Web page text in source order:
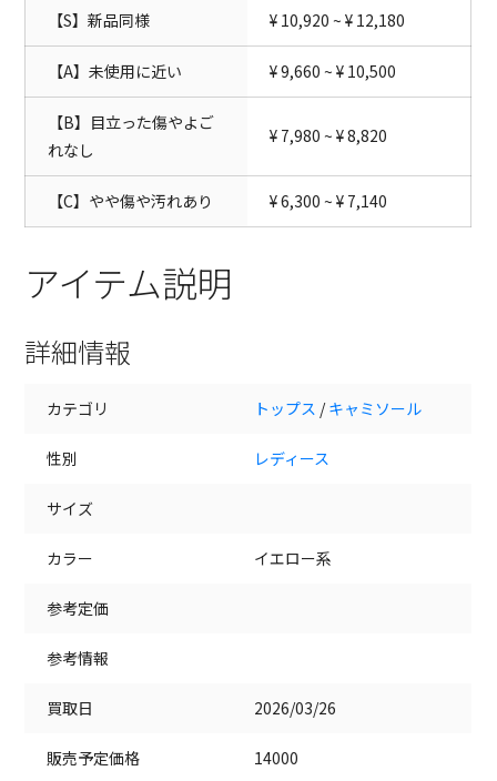
【S】新品同様 ¥ 10,920 ~ ¥ 12,180
【A】未使用に近い ¥ 9,660 ~ ¥ 10,500
【B】目立った傷やよご
れなし
¥ 7,980 ~ ¥ 8,820
【C】やや傷や汚れあり ¥ 6,300 ~ ¥ 7,140
アイテム説明
詳細情報
カテゴリ トップス /キャミソール
性別 レディース
サイズ
カラー イエロー系
参考定価
参考情報
買取日 2026/03/26
販売予定価格 14000